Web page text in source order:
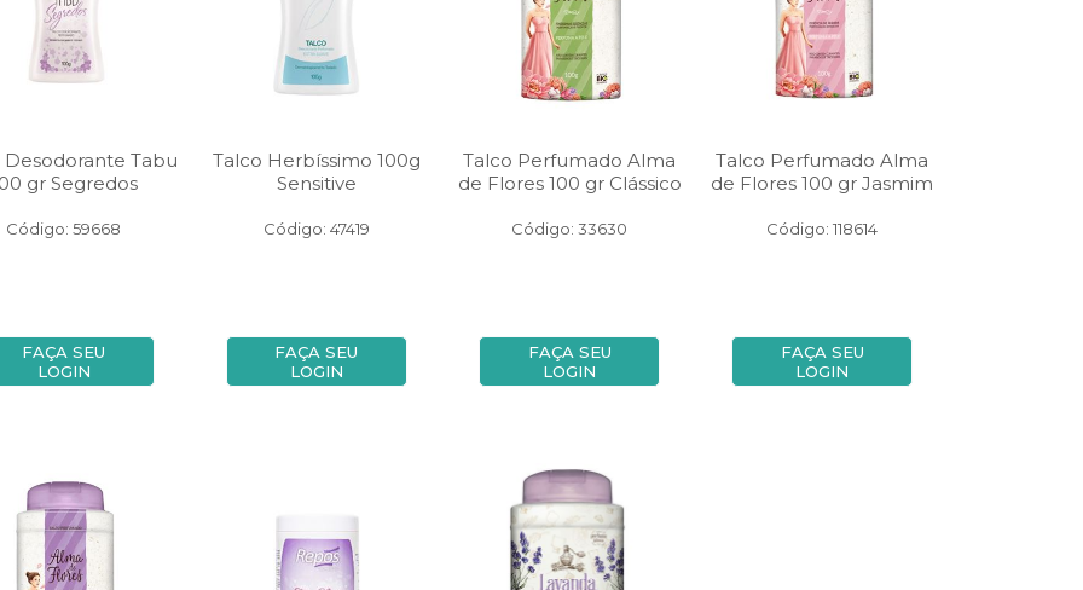
Desodorante Tabu
gr Segredos
Código: 59668
FAÇA SEU
LOGIN
Talco Herbíssimo 100g
Sensitive
Código: 47419
FAÇA SEU
LOGIN
Talco Perfumado Alma
de Flores 100 gr Clássico
Código: 33630
FAÇA SEU
LOGIN
Talco Perfumado Alma
de Flores 100 gr Jasmim
Código: 118614
FAÇA SEU
LOGIN